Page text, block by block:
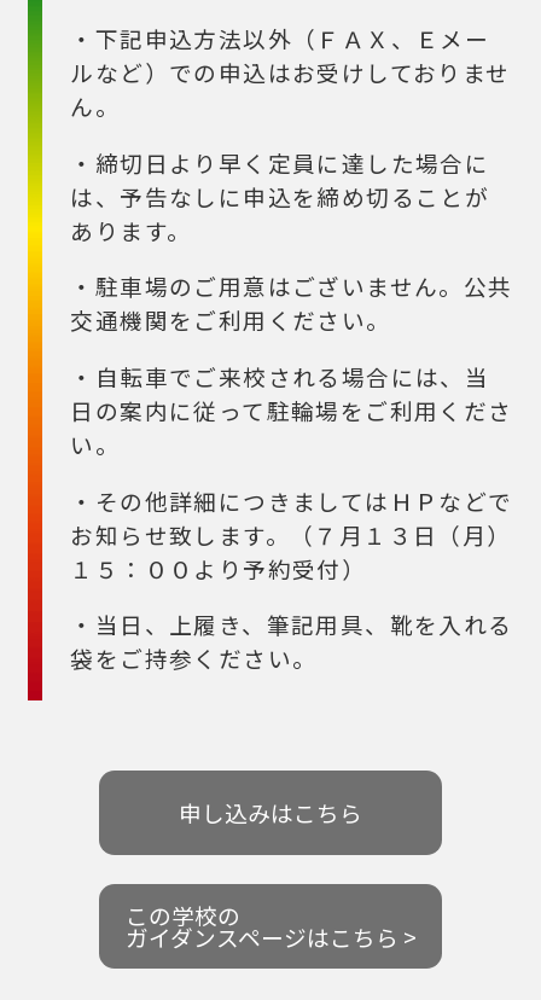
・下記申込方法以外（ＦＡＸ、Ｅメー
ルなど）での申込はお受けしておりませ
ん。
・締切日より早く定員に達した場合に
は、予告なしに申込を締め切ることが
あります。
・駐車場のご用意はございません。公共
交通機関をご利用ください。
・自転車でご来校される場合には、当
日の案内に従って駐輪場をご利用くださ
い。
・その他詳細につきましてはＨＰなどで
お知らせ致します。（７月１３日（月）
１５：００より予約受付）
・当日、上履き、筆記用具、靴を入れる
袋をご持参ください。
申し込みはこちら
この学校の
ガイダンスページはこちら >